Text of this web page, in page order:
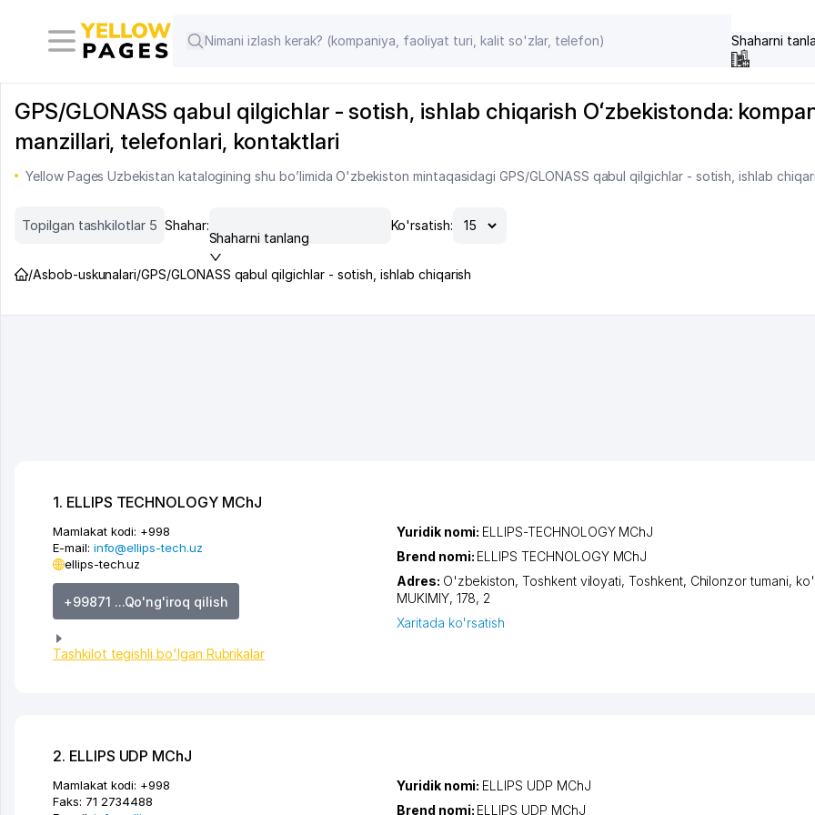
Shaharni
GPS/GLONASS qabul qilgichlar - sotish, ishlab chiqarish Oʻzbekistonda:
manzillari, telefonlari, kontaktlari
Yellow Pages Uzbekistan katalogining shu bo’limida O'zbekiston mintaqasidagi GPS/GLONASS qabul qilgichlar - sotish, ishlab
Topilgan tashkilotlar 5 Shahar:
Shaharni tanlang
Ko'rsatish:
/Asbob-uskunalari/GPS/GLONASS qabul qilgichlar - sotish, ishlab chiqarish
1. ELLIPS TECHNOLOGY MChJ
Mamlakat kodi: +998
E-mail: info@ellips-tech.uz
ellips-tech.uz
+99871 ...Qo'ng'iroq qilish
Tashkilot tegishli bo'lgan Rubrikalar
Yuridik nomi: ELLIPS-TECHNOLOGY MChJ
Brend nomi: ELLIPS TECHNOLOGY MChJ
Adres: O'zbekiston,Toshkent viloyati,Toshkent, Chilonzor tumani,
MUKIMIY, 178, 2
Xaritada ko'rsatish
2. ELLIPS UDP MChJ
Mamlakat kodi: +998
Faks: 71 2734488
Yuridik nomi: ELLIPS UDP MChJ
Brend nomi: ELLIPS UDP MChJ